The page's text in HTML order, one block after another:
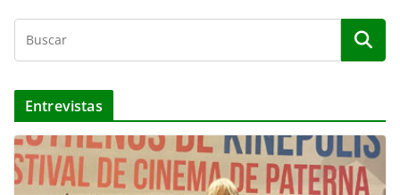
Entrevistas